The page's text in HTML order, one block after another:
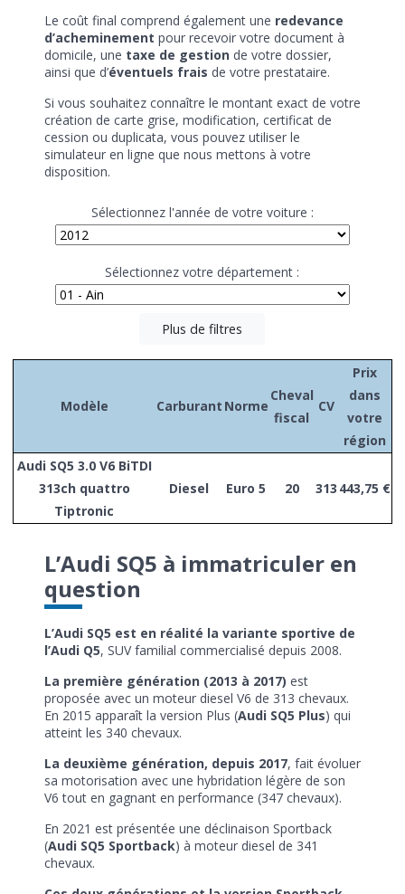
Le coût final comprend également une redevance
d’acheminement pour recevoir votre document à
domicile, une taxe de gestionde votre dossier,
ainsi que d’éventuels frais de votre prestataire.
Si vous souhaitez connaître le montant exact de votre
création de carte grise, modification, certificat de
cession ou duplicata, vous pouvez utiliser le
simulateur en ligne que nous mettons à votre
disposition.
Sélectionnez l'année de votre voiture :
Sélectionnez votre département :
Plus de filtres
Modèle Carburant Norme
Cheval
fiscal
CV
Prix
dans
votre
région
Audi SQ5 3.0 V6 BiTDI
313ch quattro
Tiptronic
Diesel Euro 5 20 313 443,75 €
L’Audi SQ5 à immatriculer en
question
L’Audi SQ5 est en réalité la variante sportive de
l’Audi Q5, SUV familial commercialisé depuis 2008.
La première génération (2013 à 2017) est
proposée avec un moteur diesel V6 de 313 chevaux.
En 2015 apparaît la version Plus (Audi SQ5 Plus) qui
atteint les 340 chevaux.
La deuxième génération, depuis 2017, fait évoluer
sa motorisation avec une hybridation légère de son
V6 tout en gagnant en performance (347 chevaux).
En 2021 est présentée une déclinaison Sportback
(Audi SQ5 Sportback) à moteur diesel de 341
chevaux.